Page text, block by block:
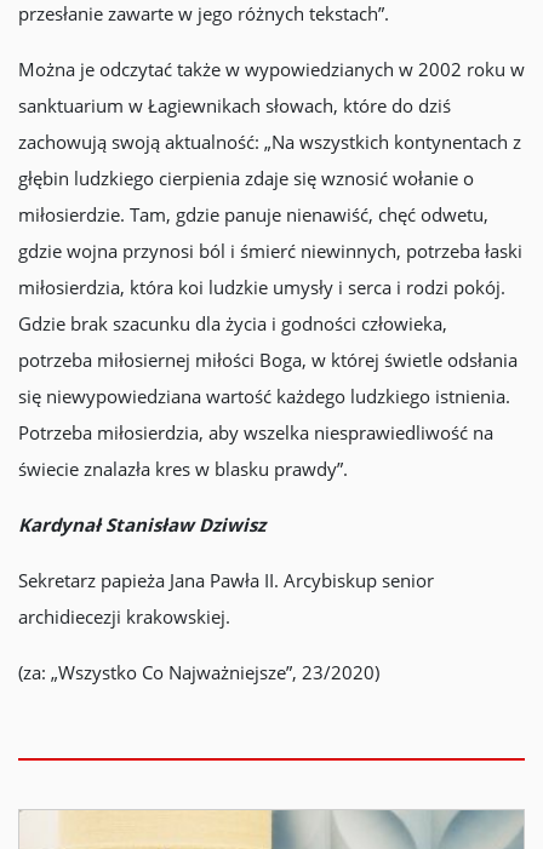
przesłanie zawarte w jego różnych tekstach”.
Można je odczytać także w wypowiedzianych w 2002 roku w
sanktuarium w Łagiewnikach słowach, które do dziś
zachowują swoją aktualność: „Na wszystkich kontynentach z
głębin ludzkiego cierpienia zdaje się wznosić wołanie o
miłosierdzie. Tam, gdzie panuje nienawiść, chęć odwetu,
gdzie wojna przynosi ból i śmierć niewinnych, potrzeba łaski
miłosierdzia, która koi ludzkie umysły i serca i rodzi pokój.
Gdzie brak szacunku dla życia i godności człowieka,
potrzeba miłosiernej miłości Boga, w której świetle odsłania
się niewypowiedziana wartość każdego ludzkiego istnienia.
Potrzeba miłosierdzia, aby wszelka niesprawiedliwość na
świecie znalazła kres w blasku prawdy”.
Kardynał Stanisław Dziwisz
Sekretarz papieża Jana Pawła II. Arcybiskup senior
archidiecezji krakowskiej.
(za: „Wszystko Co Najważniejsze”, 23/2020)